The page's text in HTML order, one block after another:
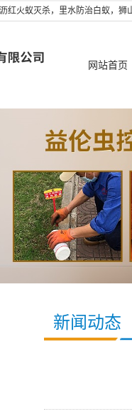
红火蚁灭杀，里水防治白蚁，狮
网站首页
新闻动态